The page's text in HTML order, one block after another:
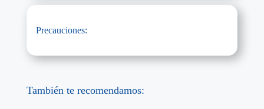
Precauciones:
También te recomendamos: